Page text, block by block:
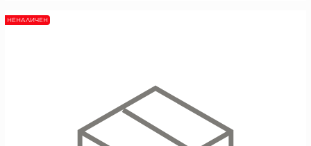
НЕНАЛИЧЕН